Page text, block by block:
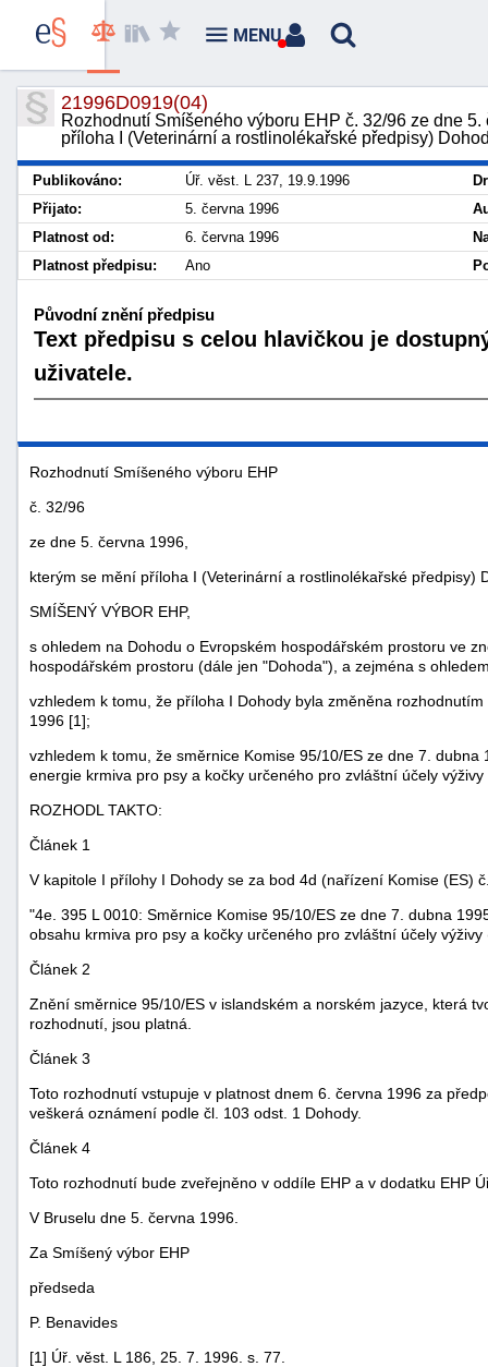
21996D0919(04)
Rozhodnutí Smíšeného výboru EHP č. 32/96 ze dne
příloha I (Veterinární a rostlinolékařské předpisy)
Publikováno: Úř. věst. L 237, 19.9.1996
Přijato:
5. června 1996
Platnost od:
6. června 1996
Platnost předpisu:
Ano
Původní znění předpisu
Text předpisu s celou hlavičkou je
uživatele.
Rozhodnutí Smíšeného výboru EHP
č. 32/96
ze dne 5. června 1996,
kterým se mění příloha I (Veterinární a rostlinolékařské předpisy)
SMÍŠENÝ VÝBOR EHP,
s ohledem na Dohodu o Evropském hospodářském prostoru ve
hospodářském prostoru (dále jen "Dohoda"), a zejména s
vzhledem k tomu, že příloha I Dohody byla změněna
1996 [1];
vzhledem k tomu, že směrnice Komise 95/10/ES ze dne 7.
energie krmiva pro psy a kočky určeného pro zvláštní účely
ROZHODL TAKTO:
Článek 1
V kapitole I přílohy I Dohody se za bod 4d (nařízení Komise (ES)
"4e. 395 L 0010: Směrnice Komise 95/10/ES ze dne 7. dubna
obsahu krmiva pro psy a kočky určeného pro zvláštní účely
Článek 2
Znění směrnice 95/10/ES v islandském a norském jazyce, která
rozhodnutí, jsou platná.
Článek 3
Toto rozhodnutí vstupuje v platnost dnem 6. června 1996 za
veškerá oznámení podle čl. 103 odst. 1 Dohody.
Článek 4
Toto rozhodnutí bude zveřejněno v oddíle EHP a v dodatku EHP
V Bruselu dne 5. června 1996.
Za Smíšený výbor EHP
předseda
P. Benavides
[1] Úř. věst. L 186, 25. 7. 1996. s. 77.
MENU